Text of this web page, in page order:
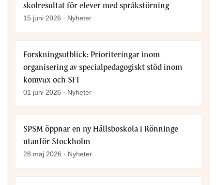
skolresultat för elever med språkstörning
15 juni 2026 · Nyheter
Forskningsutblick: Prioriteringar inom
organisering av specialpedagogiskt stöd inom
komvux och SFI
01 juni 2026 · Nyheter
SPSM öppnar en ny Hällsboskola i Rönninge
utanför Stockholm
28 maj 2026 · Nyheter